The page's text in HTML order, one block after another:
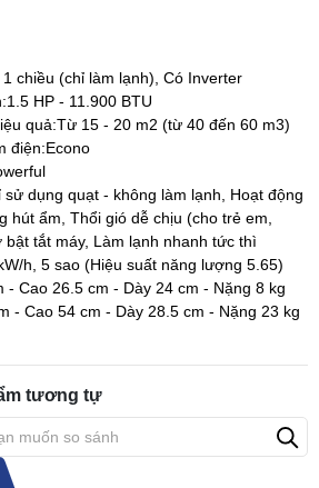
1 chiều (chỉ làm lạnh), Có Inverter
1.5 HP - 11.900 BTU
quả:Từ 15 - 20 m2 (từ 40 đến 60 m3)
điện:Econo
sử dụng quạt - không làm lạnh, Hoạt động
hút ẩm, Thổi gió dễ chịu (cho trẻ em,
tắt máy, Làm lạnh nhanh tức thì
h, 5 sao (Hiệu suất năng lượng 5.65)
- Cao 26.5 cm - Dày 24 cm - Nặng 8 kg
- Cao 54 cm - Dày 28.5 cm - Nặng 23 kg
tương tự